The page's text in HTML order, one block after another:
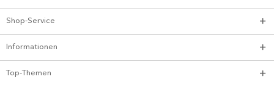
Shop-Service
Informationen
Top-Themen